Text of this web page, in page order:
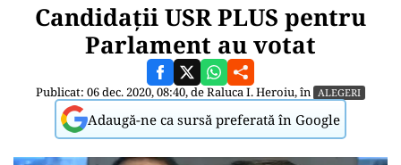
Candidații USR PLUS pentru
Parlament au votat
Publicat: 06 dec. 2020, 08:40, deRaluca I. Heroiu, în ALEGERI
Adaugă-ne ca sursă preferată în Google